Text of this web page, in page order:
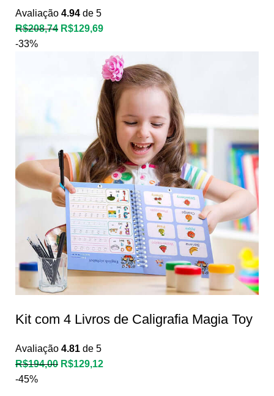
Avaliação 4.94 de 5
R$208,74 R$129,69
-33%
Kit com 4 Livros de Caligrafia Magia Toy
Avaliação 4.81 de 5
R$194,00 R$129,12
-45%